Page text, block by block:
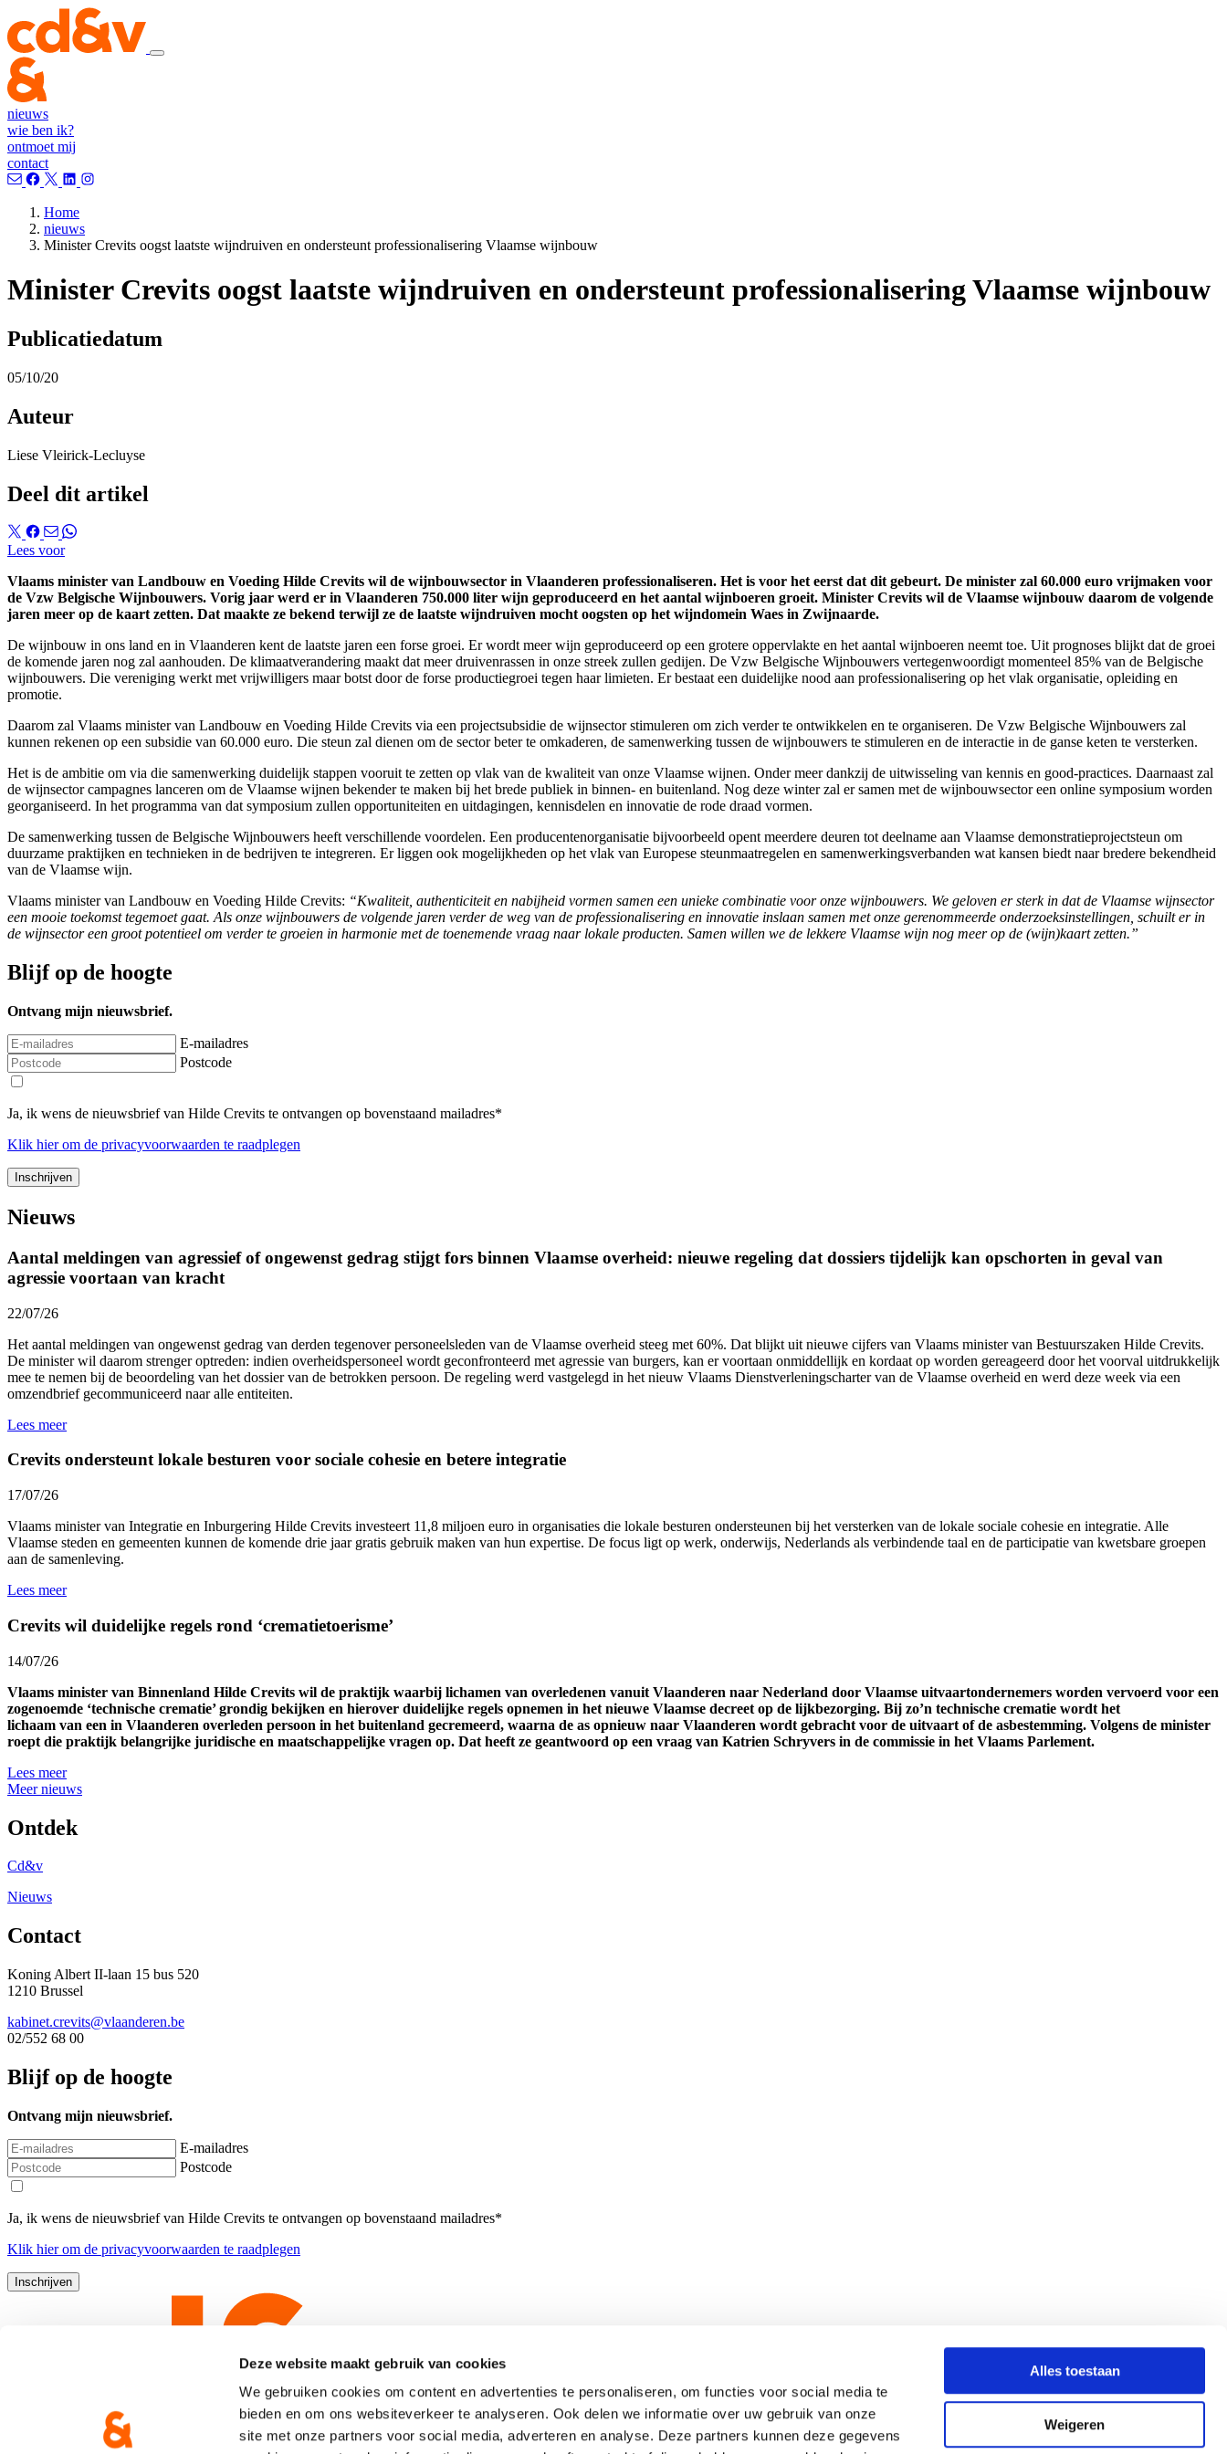
Deze website maakt gebruik van cookies
We gebruiken cookies om content en advertenties te personaliseren, om functies voor social media te
bieden en om ons websiteverkeer te analyseren. Ook delen we informatie over uw gebruik van onze
site met onze partners voor social media, adverteren en analyse. Deze partners kunnen deze gegevens
Alles toestaan
Weigeren
nieuws
wie ben ik?
ontmoet mij
contact
Home
nieuws
Minister Crevits oogst laatste wijndruiven en ondersteunt professionalisering Vlaamse wijnbouw
Minister Crevits oogst laatste wijndruiven en ondersteunt professionalisering Vlaamse wijnbouw
Publicatiedatum
05/10/20
Auteur
Liese Vleirick-Lecluyse
Deel dit artikel
Lees voor
Vlaams minister van Landbouw en Voeding Hilde Crevits wil de wijnbouwsector in Vlaanderen professionaliseren. Het is voor het eerst dat dit gebeurt. De minister zal 60.000 euro vrijmaken voor
de Vzw Belgische Wijnbouwers. Vorig jaar werd er in Vlaanderen 750.000 liter wijn geproduceerd en het aantal wijnboeren groeit. Minister Crevits wil de Vlaamse wijnbouw daarom de volgende
jaren meer op de kaart zetten. Dat maakte ze bekend terwijl ze de laatste wijndruiven mocht oogsten op het wijndomein Waes in Zwijnaarde.
De wijnbouw in ons land en in Vlaanderen kent de laatste jaren een forse groei. Er wordt meer wijn geproduceerd op een grotere oppervlakte en het aantal wijnboeren neemt toe. Uit prognoses blijkt dat de groei
de komende jaren nog zal aanhouden. De klimaatverandering maakt dat meer druivenrassen in onze streek zullen gedijen. De Vzw Belgische Wijnbouwers vertegenwoordigt momenteel 85% van de Belgische
wijnbouwers. Die vereniging werkt met vrijwilligers maar botst door de forse productiegroei tegen haar limieten. Er bestaat een duidelijke nood aan professionalisering op het vlak organisatie, opleiding en
promotie.
Daarom zal Vlaams minister van Landbouw en Voeding Hilde Crevits via een projectsubsidie de wijnsector stimuleren om zich verder te ontwikkelen en te organiseren. De Vzw Belgische Wijnbouwers zal
kunnen rekenen op een subsidie van 60.000 euro. Die steun zal dienen om de sector beter te omkaderen, de samenwerking tussen de wijnbouwers te stimuleren en de interactie in de ganse keten te versterken.
Het is de ambitie om via die samenwerking duidelijk stappen vooruit te zetten op vlak van de kwaliteit van onze Vlaamse wijnen. Onder meer dankzij de uitwisseling van kennis en good-practices. Daarnaast zal
de wijnsector campagnes lanceren om de Vlaamse wijnen bekender te maken bij het brede publiek in binnen- en buitenland. Nog deze winter zal er samen met de wijnbouwsector een online symposium worden
georganiseerd. In het programma van dat symposium zullen opportuniteiten en uitdagingen, kennisdelen en innovatie de rode draad vormen.
De samenwerking tussen de Belgische Wijnbouwers heeft verschillende voordelen. Een producentenorganisatie bijvoorbeeld opent meerdere deuren tot deelname aan Vlaamse demonstratieprojectsteun om
duurzame praktijken en technieken in de bedrijven te integreren. Er liggen ook mogelijkheden op het vlak van Europese steunmaatregelen en samenwerkingsverbanden wat kansen biedt naar bredere bekendheid
van de Vlaamse wijn.
Vlaams minister van Landbouw en Voeding Hilde Crevits: “Kwaliteit, authenticiteit en nabijheid vormen samen een unieke combinatie voor onze wijnbouwers. We geloven er sterk in dat de Vlaamse wijnsector
een mooie toekomst tegemoet gaat. Als onze wijnbouwers de volgende jaren verder de weg van de professionalisering en innovatie inslaan samen met onze gerenommeerde onderzoeksinstellingen, schuilt er in
de wijnsector een groot potentieel om verder te groeien in harmonie met de toenemende vraag naar lokale producten. Samen willen we de lekkere Vlaamse wijn nog meer op de (wijn)kaart zetten.”
Blijf op de hoogte
Ontvang mijn nieuwsbrief.
E-mailadres
Postcode
Ja, ik wens de nieuwsbrief van Hilde Crevits te ontvangen op bovenstaand mailadres*
Klik hierom de privacyvoorwaarden te raadplegen
Nieuws
Aantal meldingen van agressief of ongewenst gedrag stijgt fors binnen Vlaamse overheid: nieuwe regeling dat dossiers tijdelijk kan opschorten in geval van
agressie voortaan van kracht
22/07/26
Het aantal meldingen van ongewenst gedrag van derden tegenover personeelsleden van de Vlaamse overheid steeg met 60%. Dat blijkt uit nieuwe cijfers van Vlaams minister van Bestuurszaken Hilde Crevits.
De minister wil daarom strenger optreden: indien overheidspersoneel wordt geconfronteerd met agressie van burgers, kan er voortaan onmiddellijk en kordaat op worden gereageerd door het voorval uitdrukkelijk
mee te nemen bij de beoordeling van het dossier van de betrokken persoon. De regeling werd vastgelegd in het nieuw Vlaams Dienstverleningscharter van de Vlaamse overheid en werd deze week via een
omzendbrief gecommuniceerd naar alle entiteiten.
Lees meer
Crevits ondersteunt lokale besturen voor sociale cohesie en betere integratie
17/07/26
Vlaams minister van Integratie en Inburgering Hilde Crevits investeert 11,8 miljoen euro in organisaties die lokale besturen ondersteunen bij het versterken van de lokale sociale cohesie en integratie. Alle
Vlaamse steden en gemeenten kunnen de komende drie jaar gratis gebruik maken van hun expertise. De focus ligt op werk, onderwijs, Nederlands als verbindende taal en de participatie van kwetsbare groepen
aan de samenleving.
Lees meer
Crevits wil duidelijke regels rond ‘crematietoerisme’
14/07/26
Vlaams minister van Binnenland Hilde Crevits wil de praktijk waarbij lichamen van overledenen vanuit Vlaanderen naar Nederland door Vlaamse uitvaartondernemers worden vervoerd voor een
zogenoemde ‘technische crematie’ grondig bekijken en hierover duidelijke regels opnemen in het nieuwe Vlaamse decreet op de lijkbezorging. Bij zo’n technische crematie wordt het
lichaam van een in Vlaanderen overleden persoon in het buitenland gecremeerd, waarna de as opnieuw naar Vlaanderen wordt gebracht voor de uitvaart of de asbestemming. Volgens de minister
roept die praktijk belangrijke juridische en maatschappelijke vragen op. Dat heeft ze geantwoord op een vraag van Katrien Schryvers in de commissie in het Vlaams Parlement.
Lees meer
Meer nieuws
Ontdek
Cd&v
Nieuws
Contact
Koning Albert II-laan 15 bus 520
1210 Brussel
kabinet.crevits@vlaanderen.be
02/552 68 00
Blijf op de hoogte
Ontvang mijn nieuwsbrief.
E-mailadres
Postcode
Ja, ik wens de nieuwsbrief van Hilde Crevits te ontvangen op bovenstaand mailadres*
Klik hierom de privacyvoorwaarden te raadplegen